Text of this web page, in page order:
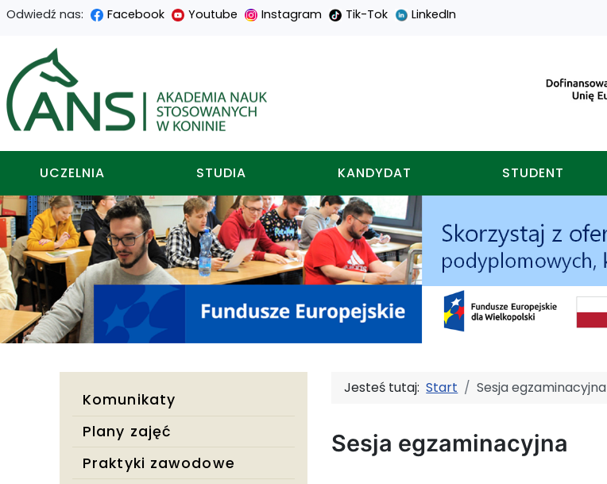
Przejdź
do
treści
głównej
Przejdź
do
menu
nawigacyjnego
Przejdź
do
wyszukiwarki
Przejdź
do
mapy
strony
Odwiedź nas: Facebook Youtube Instagram Tik-Tok LinkedIn
Akademia nauk stosowanych w koninie
UCZELNIA STUDIA KANDYDAT STUDENT
Komunikaty
Plany zajęć
Praktyki zawodowe
Jesteś tutaj:Start Sesja egzaminacyjna
Sesja egzaminacyjna